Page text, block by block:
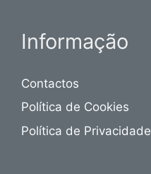
Informação
Contactos
Política de Cookies
Política de Privacidade